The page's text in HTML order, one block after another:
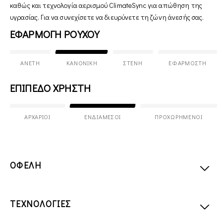
καθώς και τεχνολογία αερισμού ClimateSync για απώθηση της
υγρασίας. Για να συνεχίσετε να διευρύνετε τη ζώνη άνεσής σας.
ΕΦΑΡΜΟΓΗ ΡΟΥΧΟΥ
ΆΝΕΤΗ ΚΑΝΟΝΙΚΉ ΣΤΕΝΉ ΕΦΑΡΜΟΣΤΉ
ΕΠΙΠΕΔΟ ΧΡΗΣΤΗ
ΑΡΧΆΡΙΟΙ ΕΝΔΙΆΜΕΣΟΙ ΠΡΟΧΩΡΗΜΈΝΟΙ
ΟΦΕΛΗ
ΤΕΧΝΟΛΟΓΙΕΣ